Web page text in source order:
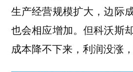
生产经营规模扩大，边际
也会相应增加。但科沃斯
成本降不下来，利润没涨